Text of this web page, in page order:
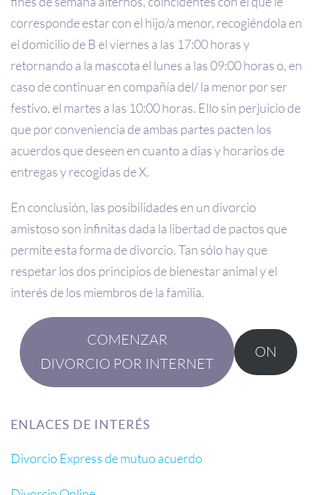
corresponde estar con el hijo/a menor, recogiéndola en
el domicilio de B el viernes a las 17:00 horas y
retornando a la mascota el lunes a las 09:00 horas o, en
caso de continuar en compañía del/ la menor por ser
festivo, el martes a las 10:00 horas. Ello sin perjuicio de
que por conveniencia de ambas partes pacten los
acuerdos que deseen en cuanto a días y horarios de
entregas y recogidas de X.
En conclusión, las posibilidades en un divorcio
amistoso son infinitas dada la libertad de pactos que
permite esta forma de divorcio. Tan sólo hay que
respetar los dos principios de bienestar animal y el
interés de los miembros de la familia.
COMENZAR
DIVORCIO POR INTERNET
ON
ENLACES DE INTERÉS
Divorcio Express de mutuo acuerdo